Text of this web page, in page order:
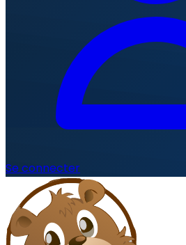
Se connecter